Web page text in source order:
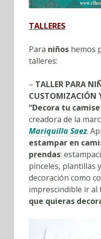
TALLERES
Para niños hemos
talleres:
– TALLER PARA
CUSTOMIZACIÓN
“Decora tu
creadora de la
Mariquilla Saez.
estampar en
prendas:
pinceles, plantillas
decoración como
imprescindible ir al
que quieras